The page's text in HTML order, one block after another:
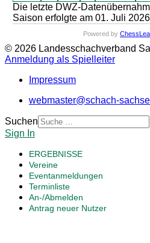
Die letzte DWZ-
Saison erfolgte am 01. Juli 2026
Powered by
© 2026 Landesschachverband
Anmeldung als Spielleiter
Impressum
webmaster@schach-
Suchen
Sign In
ERGEBNISSE
Vereine
Eventanmeldungen
Terminliste
An-/Abmelden
Antrag neuer Nutzer